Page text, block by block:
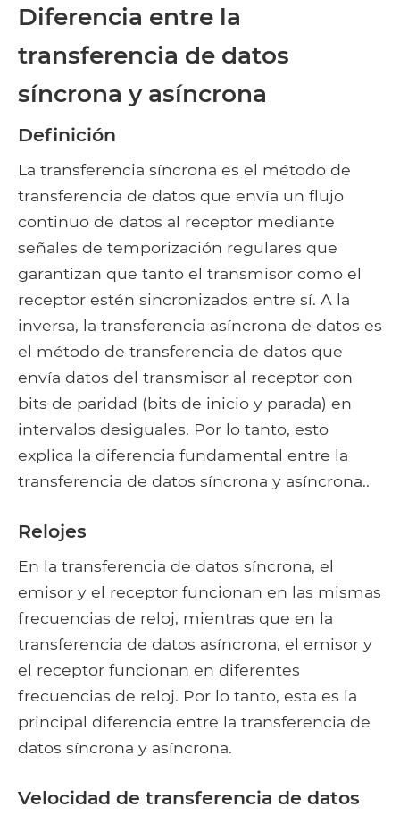
Diferencia entre la
transferencia de datos
síncrona y asíncrona
Definición
La transferencia síncrona es el método de
transferencia de datos que envía un flujo
continuo de datos al receptor mediante
señales de temporización regulares que
garantizan que tanto el transmisor como el
receptor estén sincronizados entre sí. A la
inversa, la transferencia asíncrona de datos es
el método de transferencia de datos que
envía datos del transmisor al receptor con
bits de paridad (bits de inicio y parada) en
intervalos desiguales. Por lo tanto, esto
explica la diferencia fundamental entre la
transferencia de datos síncrona y asíncrona..
Relojes
En la transferencia de datos síncrona, el
emisor y el receptor funcionan en las mismas
frecuencias de reloj, mientras que en la
transferencia de datos asíncrona, el emisor y
el receptor funcionan en diferentes
frecuencias de reloj. Por lo tanto, esta es la
principal diferencia entre la transferencia de
datos síncrona y asíncrona.
Velocidad de transferencia de datos